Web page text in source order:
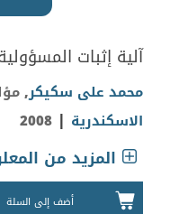
آلية إثبات
محمد على سكيكر,
الاسكندرية |
2008
المزيد من
أضف إلى السلة